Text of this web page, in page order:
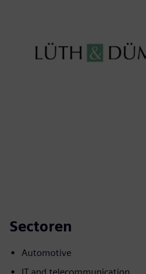
Sectoren
Automotive